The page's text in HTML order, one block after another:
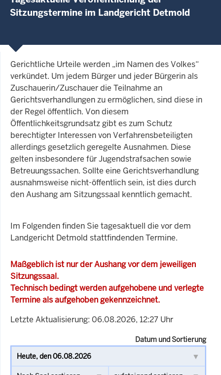
Sitzungstermine im Landgericht Detmold
Gerichtliche Urteile werden „im Namen des Volkes“
verkündet. Um jedem Bürger und jeder Bürgerin als
Zuschauerin/Zuschauer die Teilnahme an
Gerichtsverhandlungen zu ermöglichen, sind diese in
der Regel öffentlich. Von diesem
Öffentlichkeitsgrundsatz gibt es zum Schutz
berechtigter Interessen von Verfahrensbeteiligten
allerdings gesetzlich geregelte Ausnahmen. Diese
gelten insbesondere für Jugendstrafsachen sowie
Betreuungssachen. Sollte eine Gerichtsverhandlung
ausnahmsweise nicht-öffentlich sein, ist dies durch
den Aushang am Sitzungssaal kenntlich gemacht.
Im Folgenden finden Sie tagesaktuell die vor dem
Landgericht Detmold stattfindenden Termine.
Maßgeblich ist nur der Aushang vor dem jeweiligen
Sitzungssaal.
Technisch bedingt werden aufgehobene und verlegte
Termine als aufgehoben gekennzeichnet.
Letzte Aktualisierung: 06.08.2026, 12:27 Uhr
Datum und Sortierung